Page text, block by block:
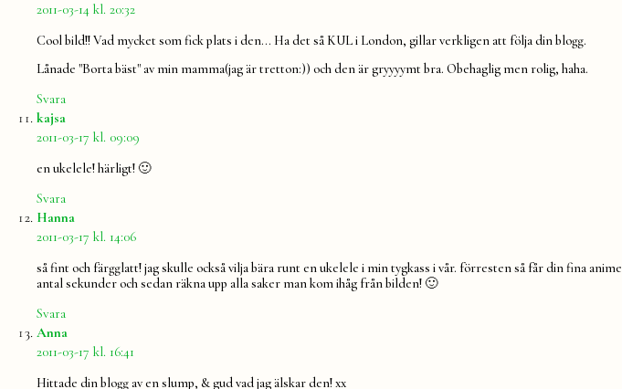
2011-03-14 kl. 20:32
Cool bild!! Vad mycket som fick plats i den… Ha det så KUL i London, gillar verkligen att följa din blogg.
Lånade "Borta bäst" av min mamma(jag är tretton:)) och den är gryyyymt bra. Obehaglig men rolig, haha.
Svara
kajsa
2011-03-17 kl. 09:09
en ukelele! härligt! 🙂
Svara
Hanna
2011-03-17 kl. 14:06
så fint och färgglatt! jag skulle också vilja bära runt en ukelele i min tygkass i vår. förresten så får din fina
antal sekunder och sedan räkna upp alla saker man kom ihåg från bilden! 🙂
Svara
Anna
2011-03-17 kl. 16:41
Hittade din blogg av en slump, & gud vad jag älskar den! xx